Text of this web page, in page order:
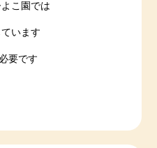
こ園では
います
要です